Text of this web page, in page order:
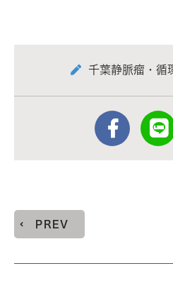
千葉静脈瘤・循
PREV